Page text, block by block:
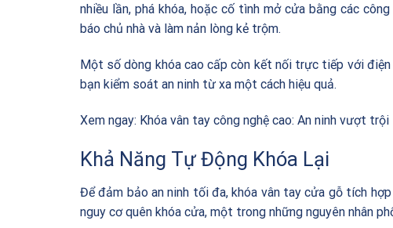
nhiều lần, phá khóa, hoặc cố tình mở cửa bằng các
báo chủ nhà và làm nản lòng kẻ trộm.
Một số dòng khóa cao cấp còn kết nối trực tiếp với
bạn kiểm soát an ninh từ xa một cách hiệu quả.
Xem ngay: Khóa vân tay công nghệ cao: An ninh vượt trội
Khả Năng Tự Động Khóa Lại
Để đảm bảo an ninh tối đa, khóa vân tay cửa gỗ tích
nguy cơ quên khóa cửa, một trong những nguyên nhân